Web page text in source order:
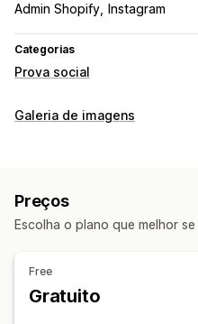
Admin Shopify Instagram
Categorias
Prova social
Tipos de conteúdo
Visualizações de produtos
Esquemas personalizados
Galeria de imagens
Lista Controlo deslizante
Preços
Escolha o plano que melhor
Free
Gratuito